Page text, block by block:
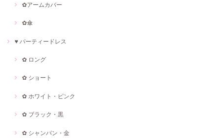
✿アームカバー
✿傘
♥ パーティードレス
✿ ロング
✿ ショート
✿ ホワイト・ピンク
✿ ブラック・黒
✿ シャンパン・金